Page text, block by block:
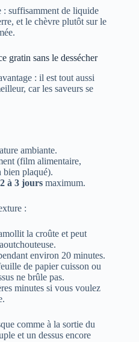
: suffisamment de liquide
et le chèvre plutôt sur le
gratin sans le dessécher
: il est tout aussi
car les saveurs se
ambiante.
(film alimentaire,
bien plaqué).
à 3 jours maximum.
:
la croûte et peut
environ 20 minutes.
de papier cuisson ou
ne brûle pas.
minutes si vous voulez
comme à la sortie du
et un dessus encore